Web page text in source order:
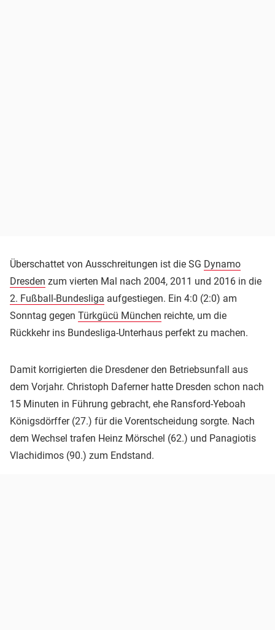
Überschattet von Ausschreitungen ist die SG Dynamo
Dresden zum vierten Mal nach 2004, 2011 und 2016 in die
2. Fußball-Bundesliga aufgestiegen. Ein 4:0 (2:0) am
Sonntag gegen Türkgücü München reichte, um die
Rückkehr ins Bundesliga-Unterhaus perfekt zu machen.
Damit korrigierten die Dresdener den Betriebsunfall aus
dem Vorjahr. Christoph Daferner hatte Dresden schon nach
15 Minuten in Führung gebracht, ehe Ransford-Yeboah
Königsdörffer (27.) für die Vorentscheidung sorgte. Nach
dem Wechsel trafen Heinz Mörschel (62.) und Panagiotis
Vlachidimos (90.) zum Endstand.